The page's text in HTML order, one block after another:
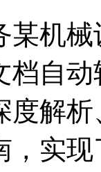
某机
档自
度解
，实